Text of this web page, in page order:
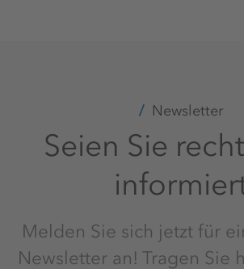
Newsletter
Seien Sie
Melden Sie sich jetzt für
Newsletter an! Tragen Sie